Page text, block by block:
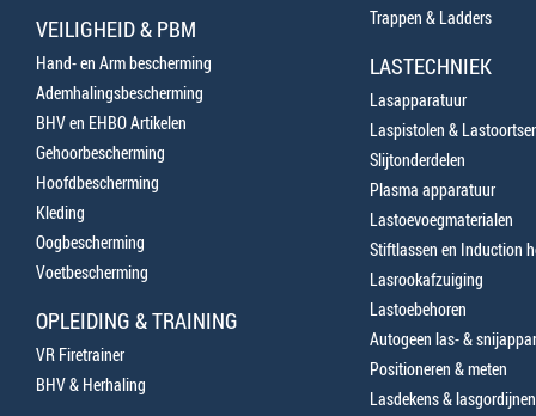
VEILIGHEID & PBM
Hand- en Arm bescherming
Ademhalingsbescherming
BHV en EHBO Artikelen
Gehoorbescherming
Hoofdbescherming
Kleding
Oogbescherming
Voetbescherming
OPLEIDING & TRAINING
VR Firetrainer
BHV & Herhaling
Trappen & Ladders
LASTECHNIEK
Lasapparatuur
Laspistolen &
Slijtonderdelen
Plasma apparatuur
Lastoevoegmaterialen
Stiftlassen en Induction
Lasrookafzuiging
Lastoebehoren
Autogeen las- &
Positioneren & meten
Lasdekens & lasgordijnen